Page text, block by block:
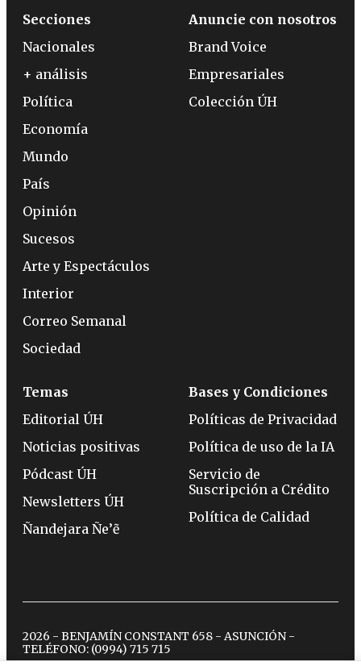
Secciones
Nacionales
+ análisis
Política
Economía
Mundo
País
Opinión
Sucesos
Arte y Espectáculos
Interior
Correo Semanal
Sociedad
Anuncie con nosotros
Brand Voice
Empresariales
Colección ÚH
Temas
Editorial ÚH
Noticias positivas
Pódcast ÚH
Newsletters ÚH
Ñandejara Ñe’ẽ
Bases y Condiciones
Políticas de Privacidad
Política de uso de la IA
Servicio de
Suscripción a Crédito
Política de Calidad
2026 - BENJAMÍN CONSTANT 658 - ASUNCIÓN -
TELÉFONO: (0994) 715 715